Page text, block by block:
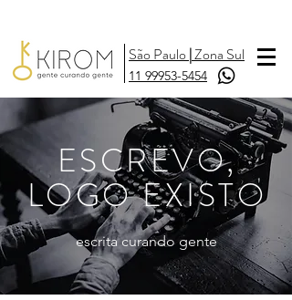
São Paulo |Zona Sul
11 99953-5454
ESCREVO,
LOGO EXISTO
escrita curando gente